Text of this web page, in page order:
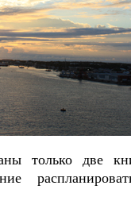
только две